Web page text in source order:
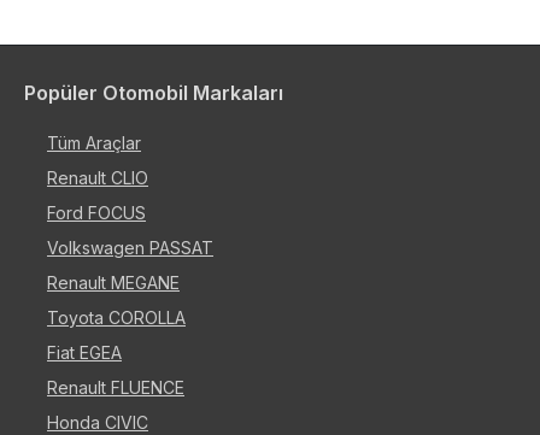
Popüler Otomobil Markaları
Tüm Araçlar
Renault CLIO
Ford FOCUS
Volkswagen PASSAT
Renault MEGANE
Toyota COROLLA
Fiat EGEA
Renault FLUENCE
Honda CIVIC